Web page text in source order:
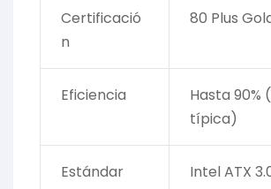
Certificació
n
80 Plus
Eficiencia
Hasta 90%
típica)
Estándar Intel ATX